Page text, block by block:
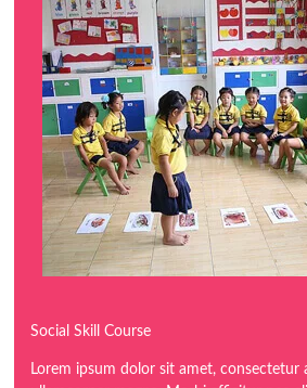
Social Skill Course
Lorem ipsum dolor sit amet, consectetur